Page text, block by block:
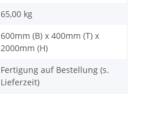
65,00 kg
600mm (B) x 400mm (T) x
2000mm (H)
Fertigung auf Bestellung (s.
Lieferzeit)